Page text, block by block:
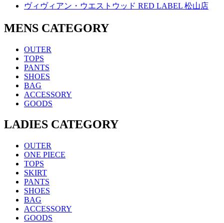
ヴィヴィアン・ウエストウッド RED LABEL 松山店
MENS CATEGORY
OUTER
TOPS
PANTS
SHOES
BAG
ACCESSORY
GOODS
LADIES CATEGORY
OUTER
ONE PIECE
TOPS
SKIRT
PANTS
SHOES
BAG
ACCESSORY
GOODS